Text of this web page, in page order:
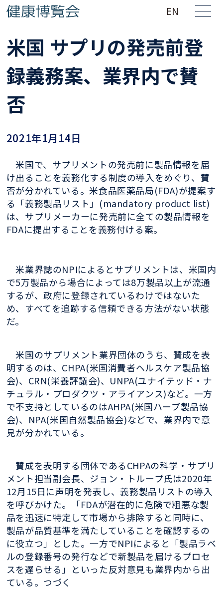
EN
米国 サプリの発売前登
録義務案、業界内で賛
否
2021年1月14日
米国で、サプリメントの発売前に製品情報を届
け出ることを義務化する制度の導入をめぐり、賛
否が分かれている。米食品医薬品局(FDA)が提案す
る「義務製品リスト」(mandatory product list)
は、サプリメーカーに発売前に全ての製品情報を
FDAに提出することを義務付ける案。
米業界誌のNPIによるとサプリメントは、米国内
で5万製品から場合によっては8万製品以上が流通
するが、政府に登録されているわけではないた
め、すべてを追跡する信頼できる方法がない状態
だ。
米国のサプリメント業界団体のうち、賛成を表
明するのは、CHPA(米国消費者ヘルスケア製品協
会)、CRN(栄養評議会)、UNPA(ユナイテッド・ナ
チュラル・プロダクツ・アライアンス)など。一方
で不支持としているのはAHPA(米国ハーブ製品協
会)、NPA(米国自然製品協会)などで、業界内で意
見が分かれている。
賛成を表明する団体であるCHPAの科学・サプリ
メント担当副会長、ジョン・トループ氏は2020年
12月15日に声明を発表し、義務製品リストの導入
を呼びかけた。「FDAが潜在的に危険で粗悪な製
品を迅速に特定して市場から排除すると同時に、
製品が品質基準を満たしていることを確認するの
に役立つ」とした。一方でNPIによると「製品ラベ
ルの登録番号の発行などで新製品を届けるプロセ
スを遅らせる」といった反対意見も業界内から出
ている。つづく